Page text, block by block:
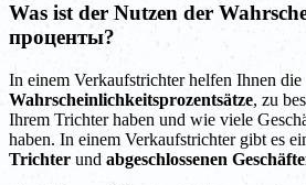
Was ist der Nutzen der
проценты?
In einem Verkaufstrichter helfen Ihnen die
Wahrscheinlichkeitsprozentsätze, zu
Ihrem Trichter haben und wie viele
haben. In einem Verkaufstrichter gibt es
Trichter und abgeschlossenen